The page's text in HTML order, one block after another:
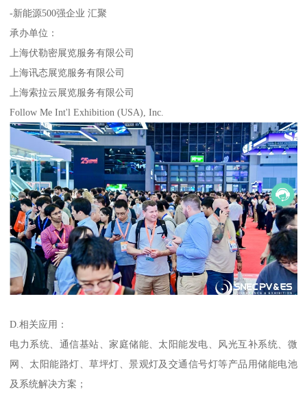
-新能源500强企业 汇聚
承办单位：
上海伏勒密展览服务有限公司
上海讯态展览服务有限公司
上海索拉云展览服务有限公司
Follow Me Int'l Exhibition (USA), Inc.
D.相关应用：
电力系统、通信基站、家庭储能、太阳能发电、风光互补系统、微
网、太阳能路灯、草坪灯、景观灯及交通信号灯等产品用储能电池
及系统解决方案；